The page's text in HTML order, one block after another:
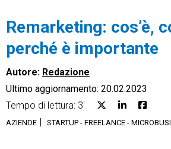
CRM
Remarketing: cos’è,
perché è importante
Autore: Redazione
Ultimo aggiornamento: 20.02.2023
Tempo di lettura: 3'
AZIENDE STARTUP - FREELANCE -